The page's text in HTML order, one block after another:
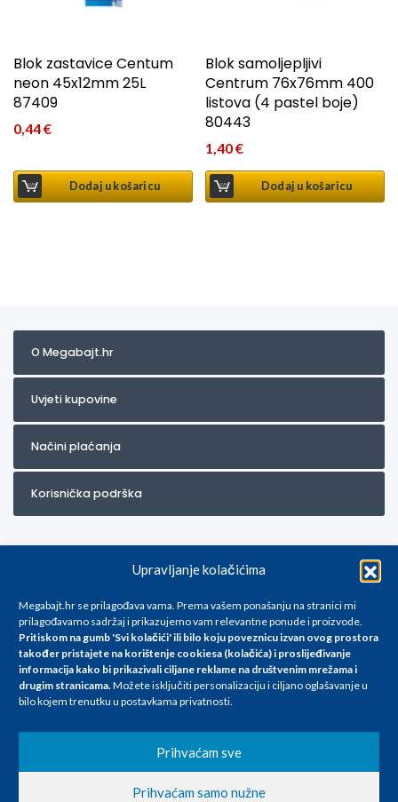
Upravljanje kolačićima
Megabajt.hr se prilagođava vama. Prema vašem ponašanju na stranici mi
prilagođavamo sadržaj i prikazujemo vam relevantne ponude i proizvode.
Pritiskom na gumb 'Svi kolačići' ili bilo koju poveznicu izvan ovog prostora
također pristajete na korištenje cookiesa (kolačića) i proslijeđivanje
informacija kako bi prikazivali ciljane reklame na društvenim mrežama i
drugim stranicama.Možete isključiti personalizaciju i ciljano oglašavanje u
bilo kojem trenutku u postavkama privatnosti.
Prihvaćam sve
Prihvaćam samo nužne
Blok zastavice Centum
neon 45x12mm 25L
87409
0,44€
Dodaj u košaricu
Blok samoljepljivi
Centrum 76x76mm 400
listova (4 pastel boje)
80443
1,40€
Dodaj u košaricu
O Megabajt.hr
Uvjeti kupovine
Načini plaćanja
Korisnička podrška
Za artikle kojih trenutno nema u ponudi obratite nam se na
info@megabajt.hr. Sve cijene su informativnog karaktera i podložne su
promjenama, a
iskazane su za avansno plaćanje(gotovina) u Eurima i uključuju PDV. Sve
se razlikovati od cijena u našim poslovnicama. Trudimo se dati što bolji
i točniji opis i sliku. Unatoč tome, ne možemo garantirati da su svi
nastale u opisu proizvoda, greške prilikom štampanja te promjene